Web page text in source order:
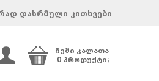
დასრმული კითხვები
ᲩᲔᲛᲘ ᲙᲐᲚᲐᲗᲐ
0 პროდუქტი;